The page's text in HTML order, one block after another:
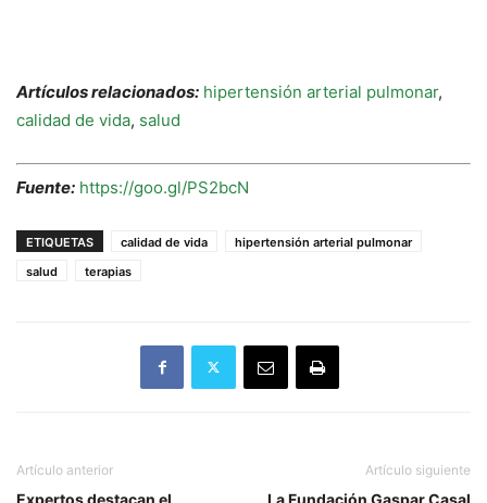
Artículos relacionados: hipertensión arterial pulmonar,
calidad de vida, salud
Fuente: https://goo.gl/PS2bcN
ETIQUETAS calidad de vida
hipertensión arterial pulmonar
salud
terapias
Artículo anterior
Expertos destacan el
Artículo siguiente
La Fundación Gaspar Casal